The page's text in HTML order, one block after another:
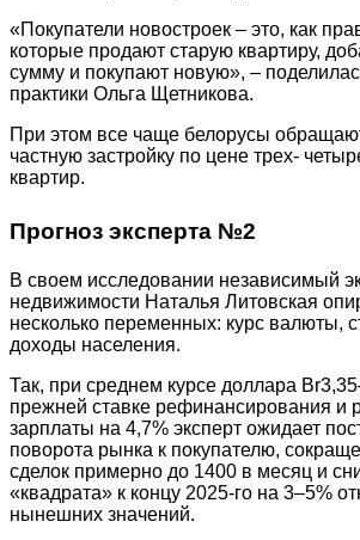
«Покупатели новостроек – это, как
которые продают старую квартиру,
сумму и покупают новую», –
практики Ольга Щетникова.
При этом все чаще белорусы
частную застройку по цене трех-
квартир.
Прогноз эксперта №2
В своем исследовании независимый
недвижимости Наталья Литовская
несколько переменных: курс валюты,
доходы населения.
Так, при среднем курсе доллара
прежней ставке рефинансирования и
зарплаты на 4,7% эксперт ожидает
поворота рынка к покупателю,
сделок примерно до 1400 в месяц и
«квадрата» к концу 2025-го на 3–5%
нынешних значений.